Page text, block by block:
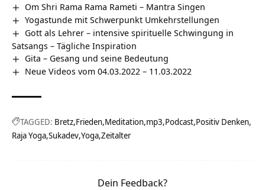
Om Shri Rama Rama Rameti – Mantra Singen
Yogastunde mit Schwerpunkt Umkehrstellungen
Gott als Lehrer – intensive spirituelle Schwingung in
Satsangs – Tägliche Inspiration
Gita – Gesang und seine Bedeutung
Neue Videos vom 04.03.2022 – 11.03.2022
TAGGED: Bretz Frieden Meditation mp3 Podcast Positiv Denken
Raja Yoga Sukadev Yoga Zeitalter
Dein Feedback?